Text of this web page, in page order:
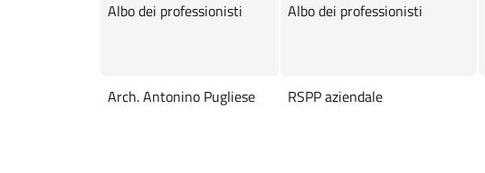
Albo dei professionisti Albo dei professionisti
Arch. Antonino Pugliese RSPP aziendale